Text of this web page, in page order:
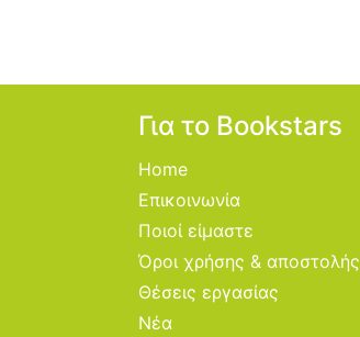
Για το Bookstars
Home
Επικοινωνία
Ποιοί είμαστε
Όροι χρήσης & αποστολής
Θέσεις εργασίας
Νέα